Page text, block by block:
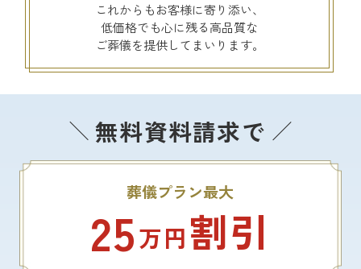
これからもお客様に寄り添い、
低価格でも心に残る高品質な
ご葬儀を提供してまいります。
無料資料請求で
葬儀プラン最大
25万円割引